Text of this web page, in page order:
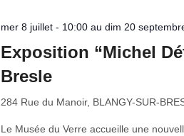
mer 8 juillet - 10:00 au dim 20
Exposition “Michel
Bresle
284 Rue du Manoir, BLANGY-SUR-
Le Musée du Verre accueille une